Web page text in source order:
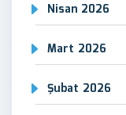
Nisan 2026
Mart 2026
Şubat 2026